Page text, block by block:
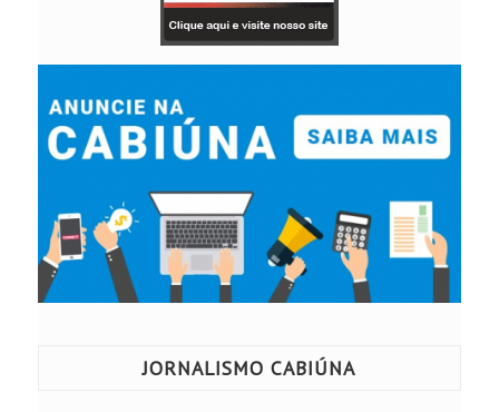
JORNALISMO CABIÚNA